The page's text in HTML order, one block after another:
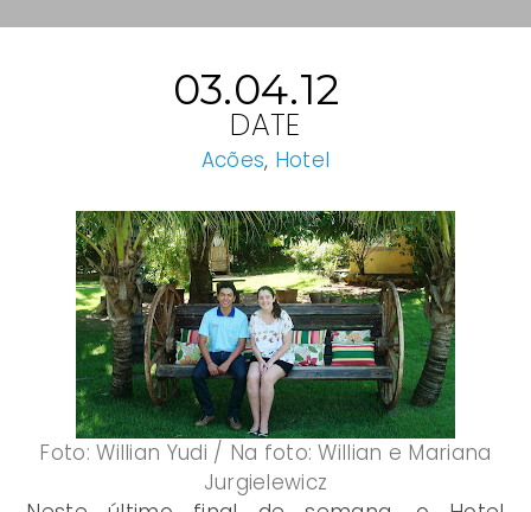
03.04.12
DATE
Acões, Hotel
Foto: Willian Yudi / Na foto: Willian e Mariana
Jurgielewicz